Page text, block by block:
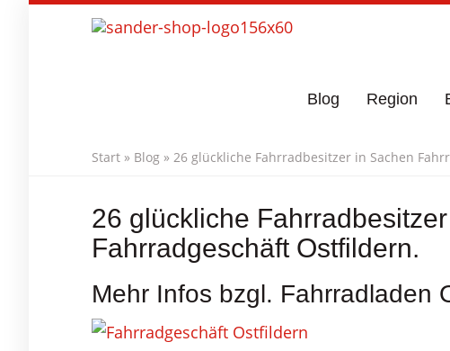
Blog Region
Start » Blog » 26 glückliche Fahrradbesitzer in Sachen
26 glückliche
Fahrradgeschäft Ostfildern.
Mehr Infos bzgl. Fahrradladen